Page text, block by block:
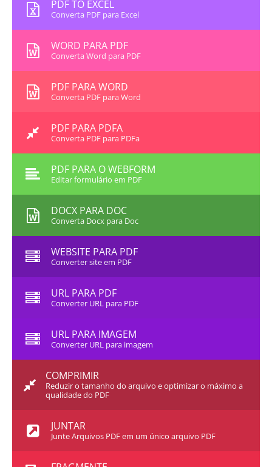
PDF TO EXCEL
Converta PDF para Excel
WORD PARA PDF
Converta Word para PDF
PDF PARA WORD
Converta PDF para Word
PDF PARA PDFA
Converta PDF para PDFa
PDF PARA O WEBFORM
Editar formulário em PDF
DOCX PARA DOC
Converta Docx para Doc
WEBSITE PARA PDF
Converter site em PDF
URL PARA PDF
Converter URL para PDF
URL PARA IMAGEM
Converter URL para imagem
COMPRIMIR
Reduzir o tamanho do arquivo e optimizar o máximo a
qualidade do PDF
JUNTAR
Junte Arquivos PDF em um único arquivo PDF